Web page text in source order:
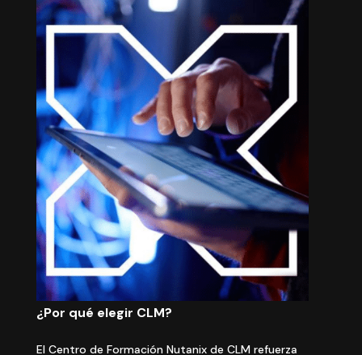
¿Por qué elegir CLM?
El Centro de Formación Nutanix de CLM refuerza